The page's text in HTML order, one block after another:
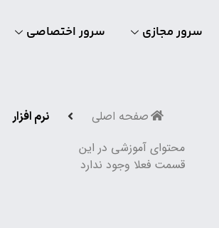
سرور مجازی سرور اختصاصی
صفحه اصلی نرم افزار
محتوای آموزشی در این
قسمت فعلا وجود ندارد